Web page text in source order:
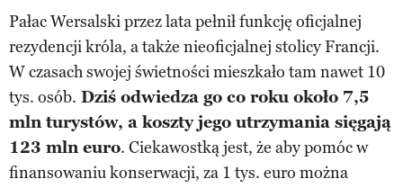
Pałac Wersalski przez lata pełnił funkcję oficjalnej
rezydencji króla, a także nieoficjalnej stolicy Francji.
W czasach swojej świetności mieszkało tam nawet 10
tys. osób. Dziś odwiedza go co roku około 7,5
mln turystów, a koszty jego utrzymania sięgają
123 mln euro. Ciekawostką jest, że aby pomóc w
finansowaniu konserwacji, za 1 tys. euro można